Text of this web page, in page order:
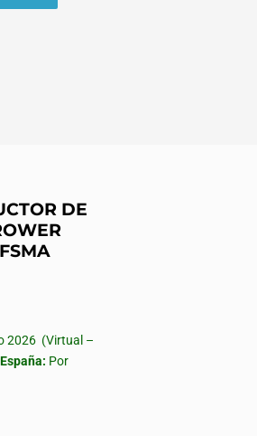
DE
2026 (Virtual –
España: Por